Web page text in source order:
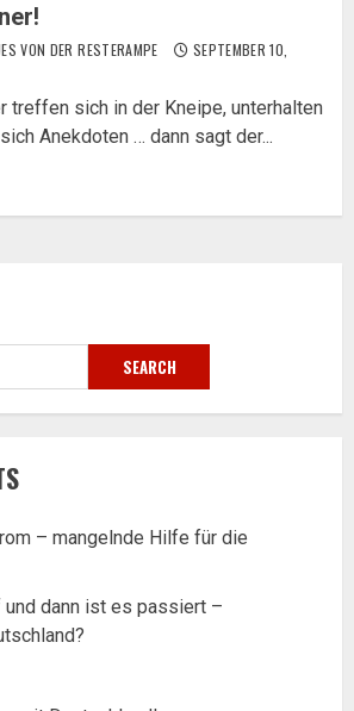
VON DER RESTERAMPE
SEPTEMBER 10,
treffen sich in der Kneipe, unterhalten
Anekdoten … dann sagt der...
SEARCH
– mangelnde Hilfe für die
dann ist es passiert –